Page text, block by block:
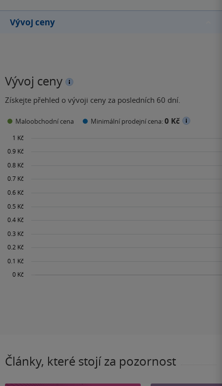
Vývoj ceny
Vývoj ceny
Získejte přehled o vývoji ceny za posledních 60 dní.
Maloobchodní cena Minimální prodejní cena:0 Kč
Články, které stojí za pozornost